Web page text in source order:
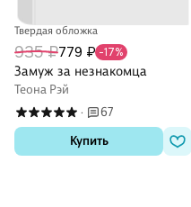
Твердая обложка
935 ₽779 ₽ -17%
Замуж за незнакомца
Теона Рэй
·
67
Купить